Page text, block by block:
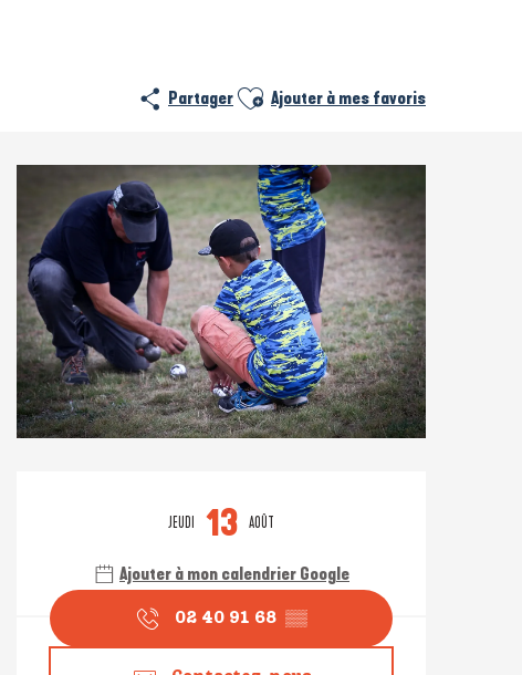
Partager Ajouter aux favoris
Ajouter à mes favoris
Ouverture et
JEUDI 13 AOÛT
Ajouter à mon calendrier Google
02 40 91 68 ▒▒